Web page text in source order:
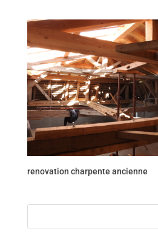
renovation charpente ancienne